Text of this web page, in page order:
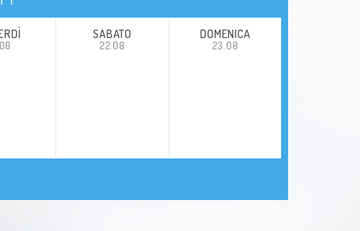
SABATO
22.08
DOMENICA
23.08